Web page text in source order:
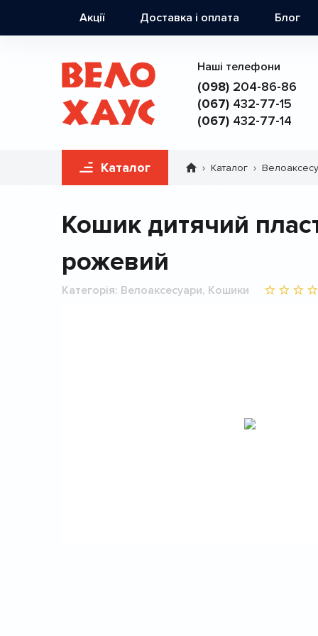
навіґація
Акції Доставка і оплата Блог
Наші телефони
(098) 204-86-86
(067) 432-77-15
(067) 432-77-14
Каталог
РядокКаталог
Кошик дитячий
рожевий
Категорія Велоаксесуари, Кошики